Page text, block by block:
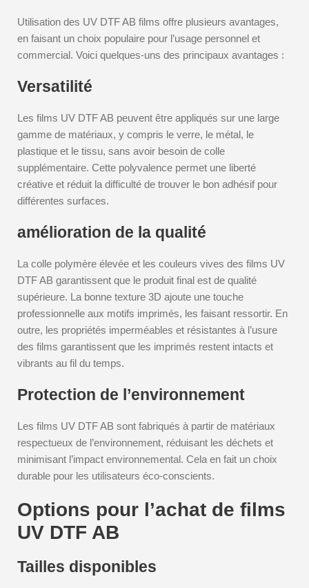
Utilisation des UV DTF AB films offre plusieurs avantages,
en faisant un choix populaire pour l’usage personnel et
commercial. Voici quelques-uns des principaux avantages :
Versatilité
Les films UV DTF AB peuvent être appliqués sur une large
gamme de matériaux, y compris le verre, le métal, le
plastique et le tissu, sans avoir besoin de colle
supplémentaire. Cette polyvalence permet une liberté
créative et réduit la difficulté de trouver le bon adhésif pour
différentes surfaces.
amélioration de la qualité
La colle polymère élevée et les couleurs vives des films UV
DTF AB garantissent que le produit final est de qualité
supérieure. La bonne texture 3D ajoute une touche
professionnelle aux motifs imprimés, les faisant ressortir. En
outre, les propriétés imperméables et résistantes à l’usure
des films garantissent que les imprimés restent intacts et
vibrants au fil du temps.
Protection de l’environnement
Les films UV DTF AB sont fabriqués à partir de matériaux
respectueux de l’environnement, réduisant les déchets et
minimisant l’impact environnemental. Cela en fait un choix
durable pour les utilisateurs éco-conscients.
Options pour l’achat de films
UV DTF AB
Tailles disponibles